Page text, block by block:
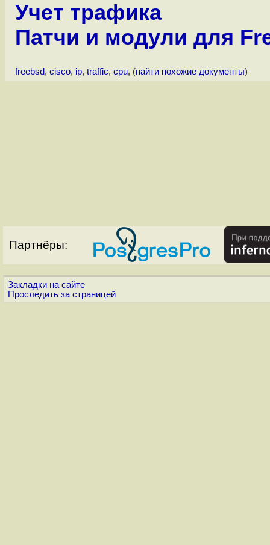
Учет трафика
Патчи и модули для
freebsd, cisco, ip, traffic, cpu, (найти похожие документы)
Партнёры:
Закладки на сайте
Проследить за страницей